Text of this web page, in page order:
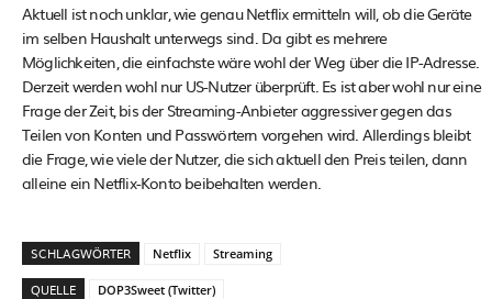
Aktuell ist noch unklar, wie genau Netflix ermitteln will, ob die Geräte
im selben Haushalt unterwegs sind. Da gibt es mehrere
Möglichkeiten, die einfachste wäre wohl der Weg über die IP-Adresse.
Derzeit werden wohl nur US-Nutzer überprüft. Es ist aber wohl nur eine
Frage der Zeit, bis der Streaming-Anbieter aggressiver gegen das
Teilen von Konten und Passwörtern vorgehen wird. Allerdings bleibt
die Frage, wie viele der Nutzer, die sich aktuell den Preis teilen, dann
alleine ein Netflix-Konto beibehalten werden.
SCHLAGWÖRTER Netflix Streaming
QUELLE DOP3Sweet (Twitter)